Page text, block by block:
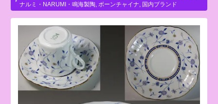
ナルミ・NARUMI・鳴海製陶
ボーンチャイナ 国内ブランド